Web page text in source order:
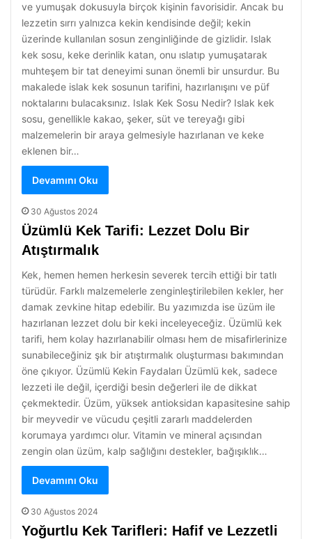
ve yumuşak dokusuyla birçok kişinin favorisidir. Ancak bu
lezzetin sırrı yalnızca kekin kendisinde değil; kekin
üzerinde kullanılan sosun zenginliğinde de gizlidir. Islak
kek sosu, keke derinlik katan, onu ıslatıp yumuşatarak
muhteşem bir tat deneyimi sunan önemli bir unsurdur. Bu
makalede islak kek sosunun tarifini, hazırlanışını ve püf
noktalarını bulacaksınız. Islak Kek Sosu Nedir? Islak kek
sosu, genellikle kakao, şeker, süt ve tereyağı gibi
malzemelerin bir araya gelmesiyle hazırlanan ve keke
eklenen bir…
Devamını Oku
30 Ağustos 2024
Üzümlü Kek Tarifi: Lezzet Dolu Bir
Atıştırmalık
Kek, hemen hemen herkesin severek tercih ettiği bir tatlı
türüdür. Farklı malzemelerle zenginleştirilebilen kekler, her
damak zevkine hitap edebilir. Bu yazımızda ise üzüm ile
hazırlanan lezzet dolu bir keki inceleyeceğiz. Üzümlü kek
tarifi, hem kolay hazırlanabilir olması hem de misafirlerinize
sunabileceğiniz şık bir atıştırmalık oluşturması bakımından
öne çıkıyor. Üzümlü Kekin Faydaları Üzümlü kek, sadece
lezzeti ile değil, içerdiği besin değerleri ile de dikkat
çekmektedir. Üzüm, yüksek antioksidan kapasitesine sahip
bir meyvedir ve vücudu çeşitli zararlı maddelerden
korumaya yardımcı olur. Vitamin ve mineral açısından
zengin olan üzüm, kalp sağlığını destekler, bağışıklık…
Devamını Oku
30 Ağustos 2024
Yoğurtlu Kek Tarifleri: Hafif ve Lezzetli